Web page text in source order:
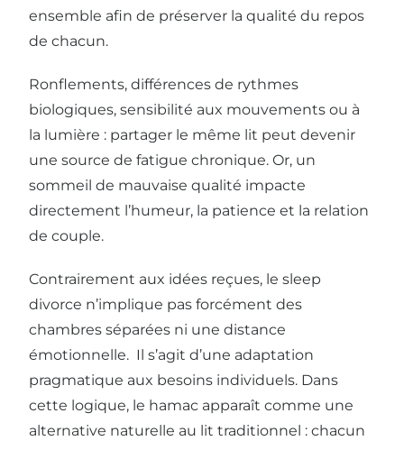
ensemble afin de préserver la qualité du repos
de chacun.
Ronflements, différences de rythmes
biologiques, sensibilité aux mouvements ou à
la lumière : partager le même lit peut devenir
une source de fatigue chronique. Or, un
sommeil de mauvaise qualité impacte
directement l’humeur, la patience et la relation
de couple.
Contrairement aux idées reçues, le sleep
divorce n’implique pas forcément des
chambres séparées ni une distance
émotionnelle. Il s’agit d’une adaptation
pragmatique aux besoins individuels. Dans
cette logique, le hamac apparaît comme une
alternative naturelle au lit traditionnel : chacun